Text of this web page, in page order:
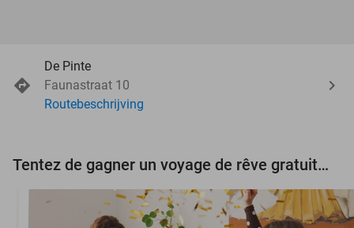
De Pinte
Faunastraat 10
Routebeschrijving
Tentez de gagner un voyage de rêve gratuit d'une valeur de 3.000 € !